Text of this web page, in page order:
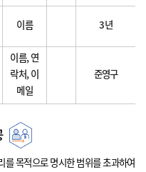
이름 3년
이름, 연
락처, 이
메일
준영구
를 목적으로 명시한 범위를 초과하여